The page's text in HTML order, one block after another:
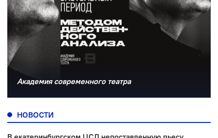
Академия современного театра
НОВОСТИ